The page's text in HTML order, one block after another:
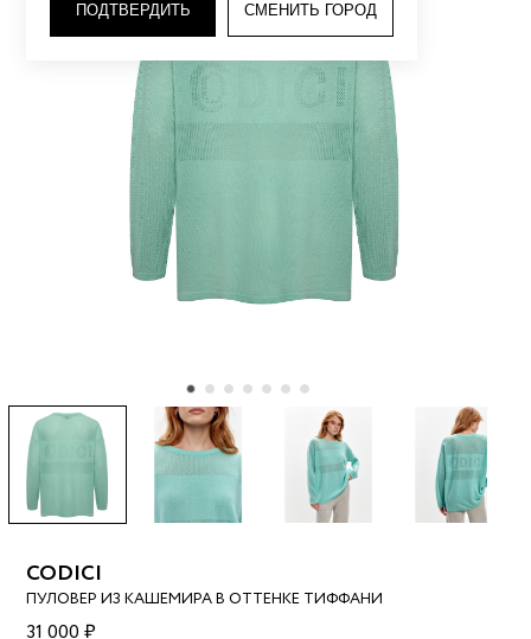
ПОДТВЕРДИТЬ СМЕНИТЬ ГОРОД
CODICI
ПУЛОВЕР ИЗ КАШЕМИРА В ОТТЕНКЕ ТИФФАНИ
31 000 ₽